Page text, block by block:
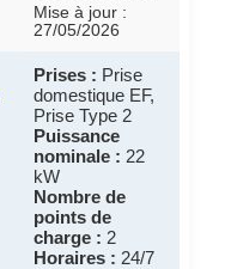
Mise à jour :
27/05/2026
Prises : Prise
domestique EF,
Prise Type 2
Puissance
nominale : 22
kW
Nombre de
points de
charge : 2
Horaires : 24/7